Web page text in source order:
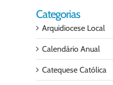
Categorias
Arquidiocese Local
Calendário Anual
Catequese Católica